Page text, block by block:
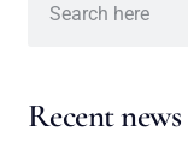
Recent news